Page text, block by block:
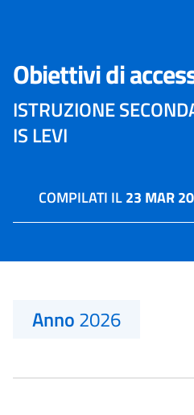
Obiettivi di
ISTRUZIONE
IS LEVI
COMPILATI IL23 MAR
Anno2026